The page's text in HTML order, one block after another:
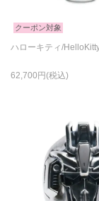
クーポン対象
62,700